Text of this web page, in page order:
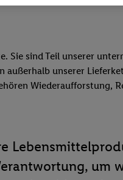
Sie sind Teil unserer
unserer
um